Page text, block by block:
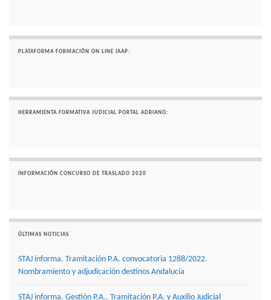
PLATAFORMA FORMACIÓN ON LINE IAAP:
HERRAMIENTA FORMATIVA JUDICIAL PORTAL ADRIANO:
INFORMACIÓN CONCURSO DE TRASLADO 2020
ÚLTIMAS NOTICIAS
STAJ informa. Tramitación P.A. convocatoria 1288/2022.
Nombramiento y adjudicación destinos Andalucía
STAJ informa. Gestión P.A., Tramitación P.A. y Auxilio Judicial